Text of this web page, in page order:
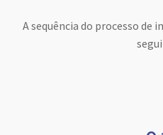
A sequência do processo de